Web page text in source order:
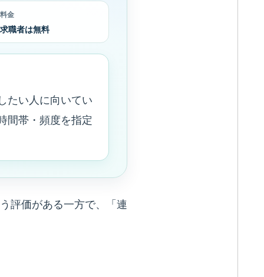
料金
求職者は無料
たい人に向いてい
間帯・頻度を指定
評価がある一方で、「連